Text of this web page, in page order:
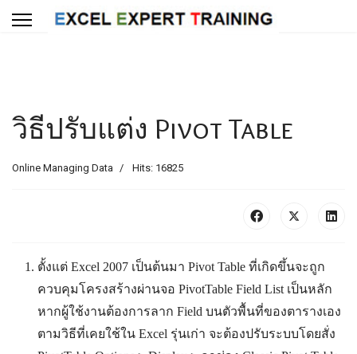
วิธีปรับแต่ง Pivot Table
Online Managing Data Hits: 16825
ตั้งแต่ Excel 2007 เป็นต้นมา Pivot Table ที่เกิดขึ้นจะถูก
ควบคุมโครงสร้างผ่านจอ PivotTable Field List เป็นหลัก
หากผู้ใช้งานต้องการลาก Field บนตัวพื้นที่ของตารางเอง
ตามวิธีที่เคยใช้ใน Excel รุ่นเก่า จะต้องปรับระบบโดยสั่ง